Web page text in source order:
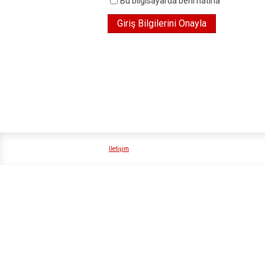
İletişim